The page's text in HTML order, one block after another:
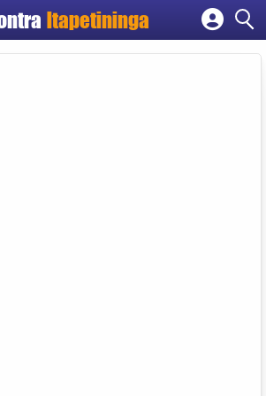
Itapetininga
Cadastrar empresa